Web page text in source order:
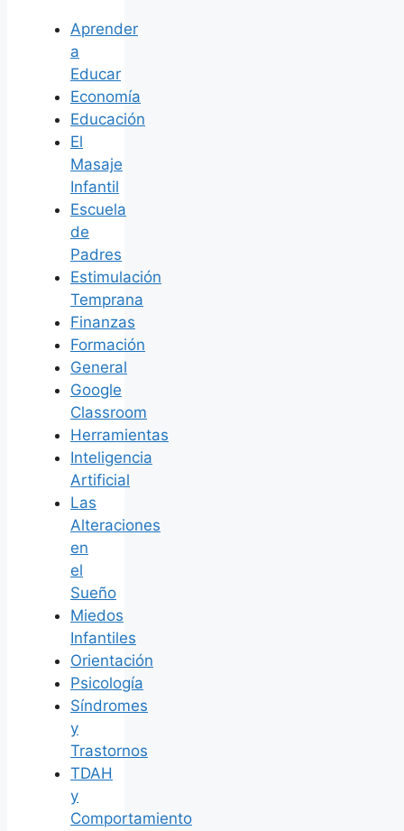
Aprender
a
Educar
Economía
Educación
El
Masaje
Infantil
Escuela
de
Padres
Estimulación
Temprana
Finanzas
Formación
General
Google
Classroom
Herramientas
Inteligencia
Artificial
Las
Alteraciones
en
el
Sueño
Miedos
Infantiles
Orientación
Psicología
Síndromes
y
Trastornos
TDAH
y
Comportamiento